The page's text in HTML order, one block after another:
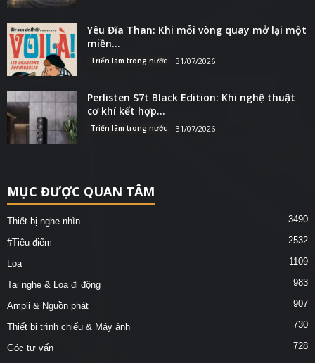
Yêu Đĩa Than: Khi mỗi vòng quay mở lại một
miền...
Triển lãm trong nước 31/07/2026
Perlisten S7t Black Edition: Khi nghệ thuật
cơ khí kết hợp...
Triển lãm trong nước 31/07/2026
MỤC ĐƯỢC QUAN TÂM
Thiết bị nghe nhìn 3490
#Tiêu điểm 2532
Loa 1109
Tai nghe & Loa đi động 983
Ampli & Nguồn phát 907
Thiết bị trình chiếu & Máy ảnh 730
Góc tư vấn 728